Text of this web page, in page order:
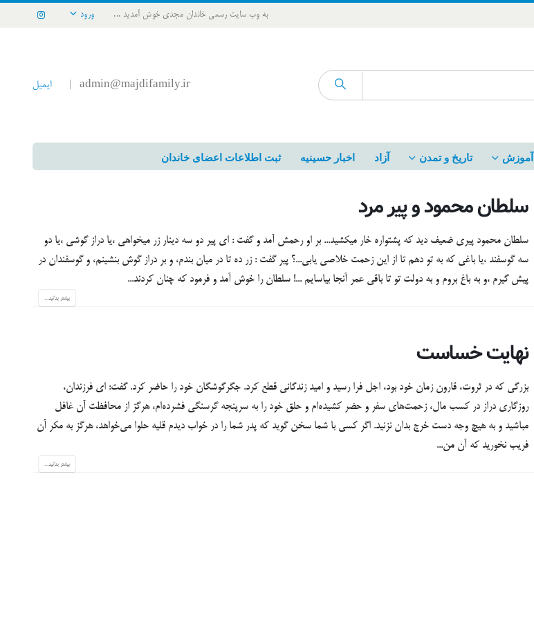
به وب سایت رسمی خاندان مجدی خوش آمدید ... ورود
admin@majdifamily.ir ایمیل
آموزش تاریخ و تمدن آزاد اخبار حسینیه ثبت اطلاعات اعضای خاندان
سلطان محمود و پیر مرد
سلطان محمود پیری ضعیف دید که پشتواره خار میکشید... بر او رحمش آمد و گفت : ای پیر دو سه دینار زر میخواهی ،یا دراز گوشی ،یا دو
سه گوسفند ،یا باغی که به تو دهم تا از این زحمت خلاصی یابی...؟ پیر گفت : زر ده تا در میان بندم، و بر دراز گوش بنشینم، و گوسفندان در
پیش گیرم ،و به باغ بروم و به دولت تو تا باقی عمر آنجا بیاسایم ...! سلطان را خوش آمد و فرمود که چنان کردند...
بیشتر بدانید...
نهايت خساست
بزرگي كه در ثروت، قارون زمان خود بود، اجل فرا رسيد و اميد زندگاني قطع كرد. جگر‌گوشگان خود را حاضر كرد. گفت: اي فرزندان،
روزگاري دراز در كسب مال، زحمت‌هاي سفر و حضر كشيده‌ام و حلق خود را به سرپنجه گرسنگي فشرده‌ام، هرگز از محافظت آن غافل
مباشيد و به هيچ وجه دست خرج بدان نزنيد. اگر كسي با شما سخن گويد كه پدر شما را در خواب ديدم قليه حلوا مي‌خواهد، هرگز به مكر آن
فريب نخوريد كه آن من...
بیشتر بدانید...